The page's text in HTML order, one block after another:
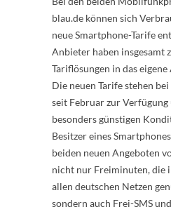
blau.de können sich
neue Smartphone-Tarife
Anbieter haben insgesamt
Tariflösungen in das
Die neuen Tarife stehen
seit Februar zur Verfügung
besonders günstigen
Besitzer eines
beiden neuen Angeboten
nicht nur Freiminuten, die
allen deutschen Netzen
sondern auch Frei-SMS